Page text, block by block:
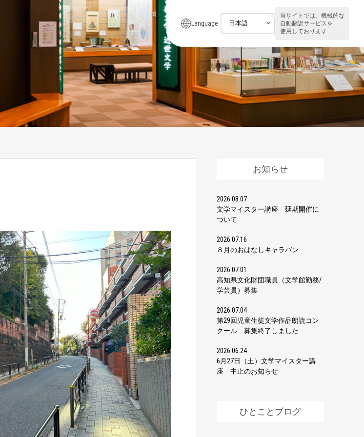
Language
当サイトでは、機械的な
自動翻訳サービスを
使用しております
お知らせ
2026.08.07
文学マイスター講座 延期開催に
ついて
2026.07.16
８月のおはなしキャラバン
2026.07.01
高知県文化財団職員（文学館勤務/
学芸員）募集
2026.07.04
第29回児童生徒文学作品朗読コン
クール 募集終了しました
2026.06.24
6月27日（土）文学マイスター講
座 中止のお知らせ
ひとことブログ